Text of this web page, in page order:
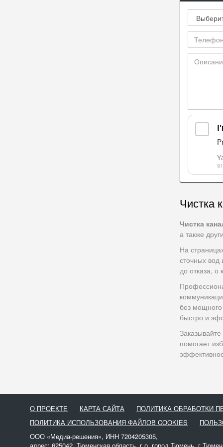
Чистка
Чистка
а также
На
сточных вод
до отказа, о
без мощного
быстро и
помогает
О ПРОЕКТЕ КАРТА САЙТА
ПОЛИТИКА ОБРАБОТКИ
ПОЛИТИКА ИСПОЛЬЗОВАНИЯ ФАЙЛОВ COOKIES
ООО «Медиа-решения», ИНН 7204205305,